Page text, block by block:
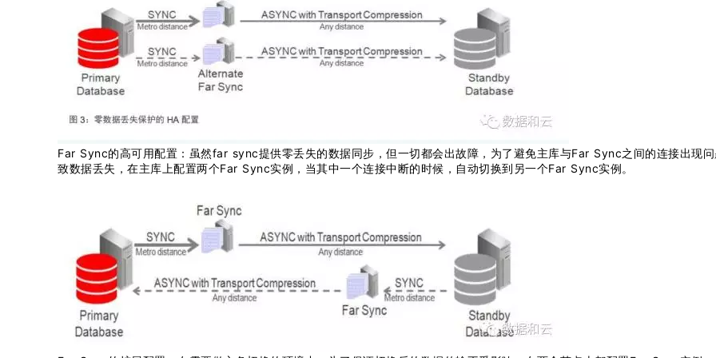
Far Sync的高可用配置：虽然far sync提供零丢失的数据同步，但一切都会出故障，为了避免主库与Far Sync之间的连接出现
致数据丢失，在主库上配置两个Far Sync实例，当其中一个连接中断的时候，自动切换到另一个Far Sync实例。